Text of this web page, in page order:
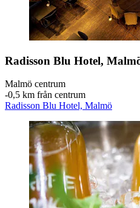
Radisson Blu Hotel,
Malmö centrum
‐0,5 km från centrum
Radisson Blu Hotel, Malmö